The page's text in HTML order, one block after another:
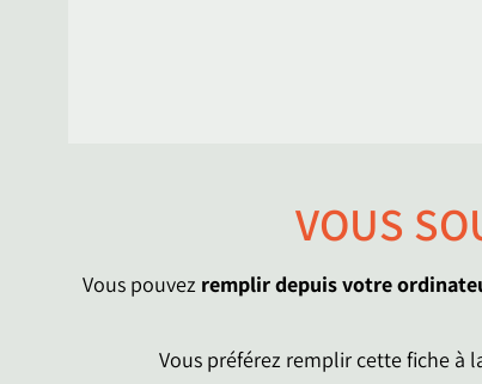
VOUS
Vous pouvez remplir depuis votre
Vous préférez remplir cette fiche à